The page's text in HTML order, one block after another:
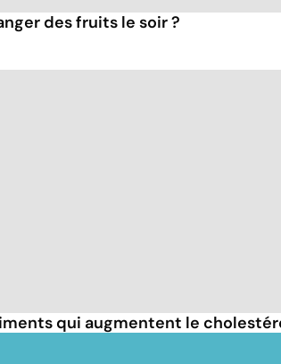
des fruits le soir ?
qui augmentent le